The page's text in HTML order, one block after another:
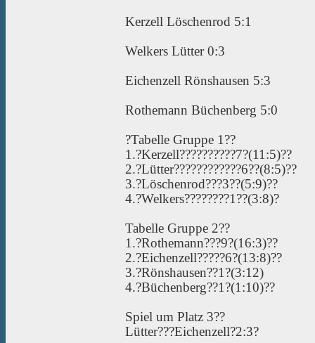
Kerzell Löschenrod 5:1
Welkers Lütter 0:3
Eichenzell Rönshausen 5:3
Rothemann Büchenberg 5:0
?Tabelle Gruppe 1??
1.?Kerzell??????????7?(11:5)??
2.?Lütter????????????6??(8:5)??
3.?Löschenrod???3??(5:9)??
4.?Welkers????????1??(3:8)?
Tabelle Gruppe 2??
1.?Rothemann???9?(16:3)??
2.?Eichenzell?????6?(13:8)??
3.?Rönshausen??1?(3:12)
4.?Büchenberg??1?(1:10)??
Spiel um Platz 3??
Lütter???Eichenzell?2:3?